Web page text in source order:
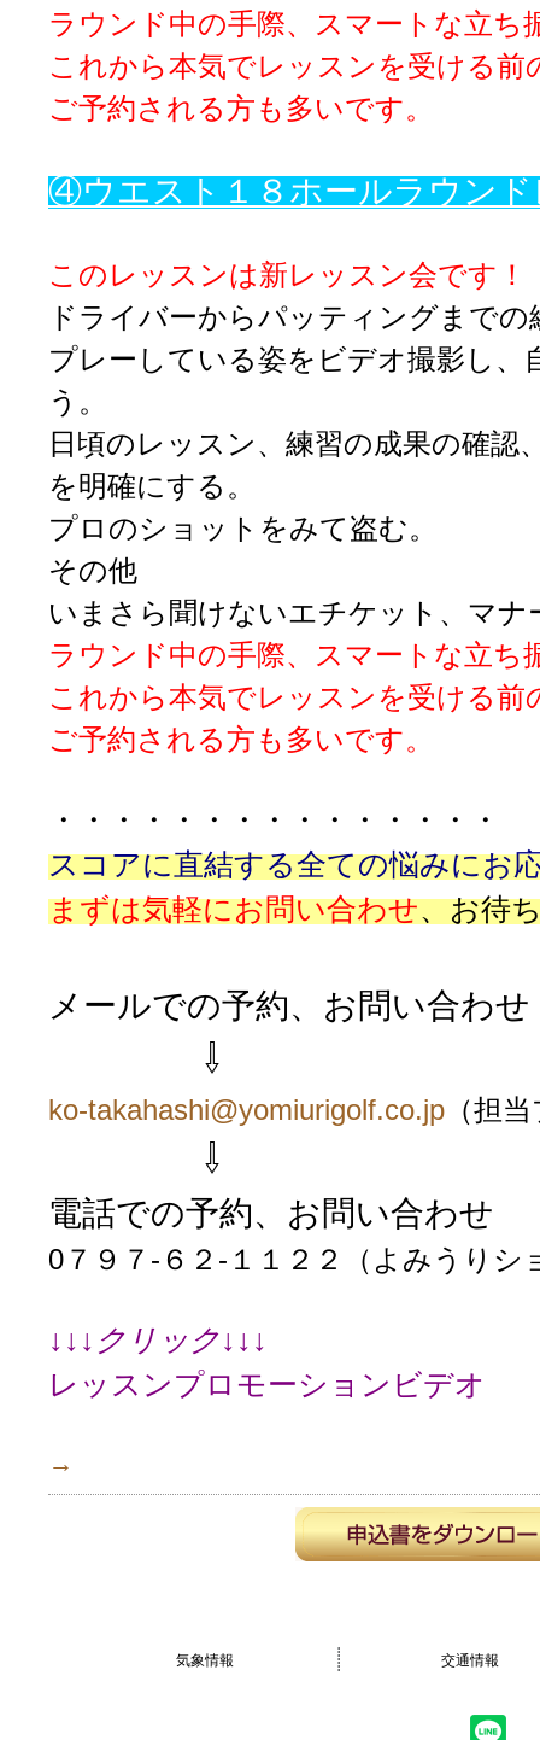
ラウンド中の手際、スマートな立ち
これから本気でレッスンを受ける前
ご予約される方も多いです。
④ウエスト１８ホールラウンド
このレッスンは新レッスン会です！
ドライバーからパッティングまでの
プレーしている姿をビデオ撮影し、
う。
日頃のレッスン、練習の成果の確認
を明確にする。
プロのショットをみて盗む。
その他
いまさら聞けないエチケット、マナ
ラウンド中の手際、スマートな立ち
これから本気でレッスンを受ける前
ご予約される方も多いです。
・・・・・・・・・・・・・・・
スコアに直結する全ての悩みにお
まずは気軽にお問い合わせ、お待
メールでの予約、お問い合わせ
⇩
ko-takahashi@yomiurigolf.co.jp （担
⇩
電話での予約、お問い合わせ
0７９７-６２-１１２２（よみうり
↓↓↓クリック↓↓↓
レッスンプロモーションビデオ
→
気象情報 交通情報